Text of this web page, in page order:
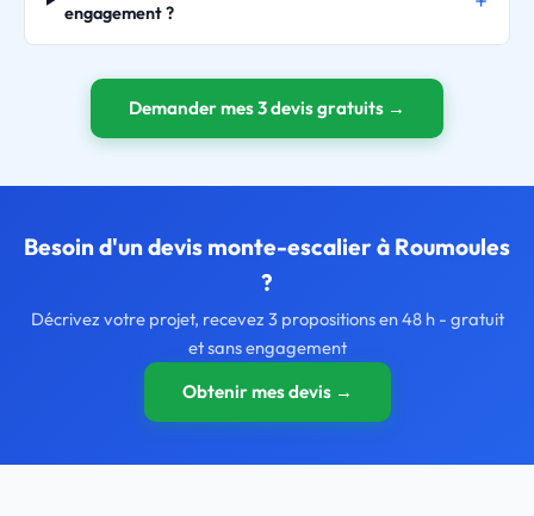
engagement ?
Demander mes 3 devis gratuits →
Besoin d'un devis monte-escalier à Roumoules
?
Décrivez votre projet, recevez 3 propositions en 48 h - gratuit
et sans engagement
Obtenir mes devis →